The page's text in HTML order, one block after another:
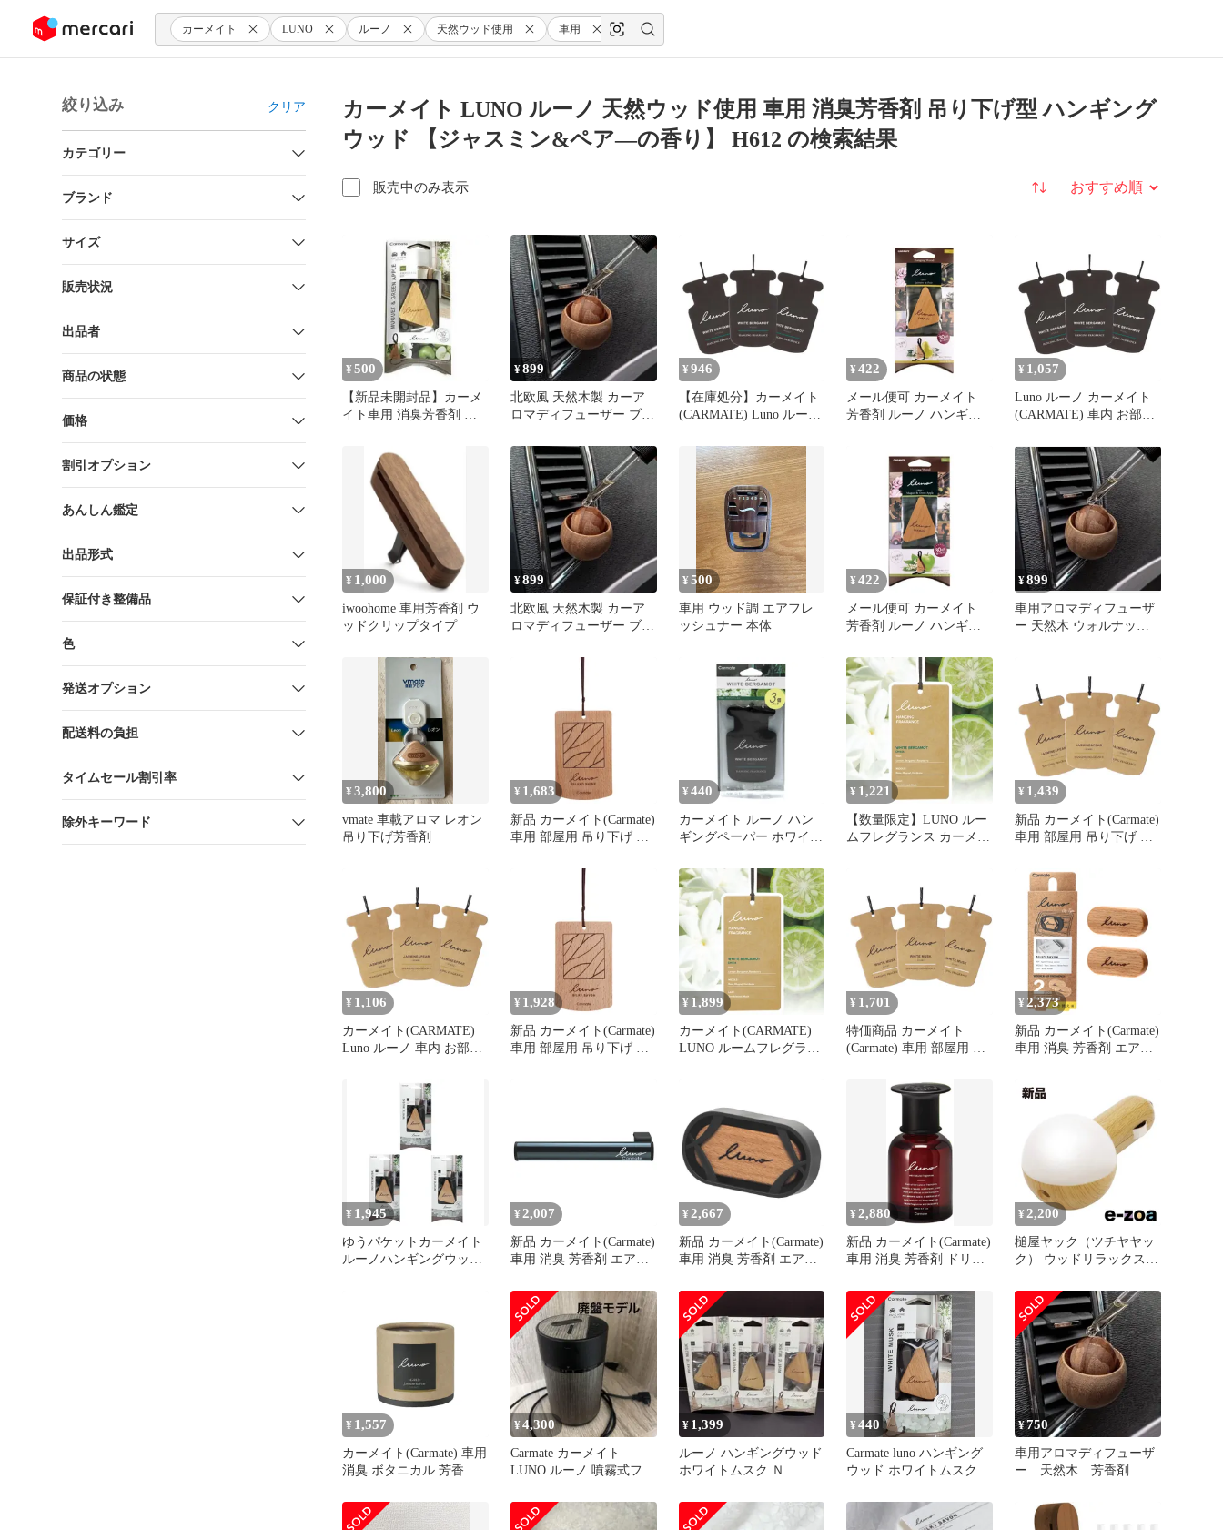
ツにスキップ カーメイト LUNO ルーノ 天然ウッド使用 車用 消臭芳香剤
絞り込み クリア
カテゴリー
ブランド
サイズ
販売状況
出品者
商品の状態
価格
割引オプション
あんしん鑑定
出品形式
保証付き整備品
色
発送オプション
配送料の負担
タイムセール割引率
除外キーワード
カーメイト LUNO ルーノ 天然ウッド使用 車用 消臭芳香剤 吊り下げ型 ハンギング
ウッド 【ジャスミン&ペア―の香り】 H612 の検索結果
販売中のみ表示 並び替え
¥ 500
【新品未開封品】カーメ
イト車用 消臭芳香剤 天
¥899
北欧風 天然木製 カーア
ロマディフューザー ブラ
プ付き
¥ 946
【在庫処分】カーメイト
(CARMATE) Luno ルーノ
下げ 芳香剤 ハンギング
ペーパー ホワイトベルガ
モット H1464
¥ 422
メール便可 カーメイト
芳香剤 ルーノ ハンギン
¥ 1,057
Luno ルーノ カーメイト
(CARMATE) 車内 お部屋
ハンギングペーパー ホワ
イトベルガモット H1464
¥ 1,000
iwoohome 車用芳香剤 ウ
ッドクリップタイプ
¥899
北欧風 天然木製 カーア
ロマディフューザー ブラ
¥500
車用 ウッド調 エアフレ
ッシュナー 本体
¥ 422
メール便可 カーメイト
芳香剤 ルーノ ハンギン
ンアップル H611
¥899
車用アロマディフューザ
ー 天然木 ウォルナット
¥3,800
vmate 車載アロマ レオン
吊り下げ芳香剤
¥ 1,683
新品 カーメイト(Carmate)
車用 部屋用 吊り下げ 消
シャイン】 ルーノ ハン
ギング ウッド グラン 天
然木 フレグランス 玄関
トイレ クローゼット
【ワイルドな印象を与え
るフゼアマリンの香り】
¥ 440
カーメイト ルーノ ハン
ギングペーパー ホワイト
¥ 1,221
【数量限定】LUNO ルー
ムフレグランス カーメイ
ー ホワイトベルガモット
の香り ルーノ DH414
¥ 1,439
新品 カーメイト(Carmate)
車用 部屋用 吊り下げ 消
ジャスミン & ペア― 】
ルーノ ハンギングペーパ
ー 天然 アロマオイル 配
合 玄関 トイレ クローゼ
ット 【清潔感のあるクリ
ーンフローラルの香り】
H1462
¥ 1,106
カーメイト(CARMATE)
Luno ルーノ 車内 お部屋
¥ 1,928
新品 カーメイト(Carmate)
車用 部屋用 吊り下げ 消
レ クローゼット 【清潔
感溢れるフローラルムス
¥ 1,899
カーメイト(CARMATE)
LUNO ルームフレグラン
ノ DH414
¥ 1,701
特価商品 カーメイト
(Carmate) 車用 部屋用 吊
ット 【 ホワイトムスク
N.】 ルーノ ハンギング
イル 配合 玄関 トイレ ク
ローゼット 【爽やかな甘
さのある香り】 H1461
¥ 2,373
新品 カーメイト(Carmate)
車用 消臭 芳香剤 エアコ
ルキーサボン 】 ルーノ
エア ウッド グラン リフ
ィル 木製 天然木 【清潔
感溢れるフローラルムス
クの香り】 H1592
¥ 1,945
ゆうパケットカーメイト
ルーノハンギングウッド
¥ 2,007
新品 カーメイト(Carmate)
車用 消臭 芳香剤 エアコ
取付【 ホワイトベルガモ
ット 】 ルーノ オム フレ
グランススティック 【ほ
んのりとした甘さが漂う
抱きしめたくなる香り】
天然 アロマオイル 配合
H685
¥ 2,667
新品 カーメイト(Carmate)
車用 消臭 芳香剤 エアコ
取付【 ムスクブーケ 】
ルーノ エア ウッド グラ
ン 木製 天然木 【フルー
ティフローラルムスクの
香り】 H1584
¥ 2,880
新品 カーメイト(Carmate)
車用 消臭 芳香剤 ドリン
ド 設置 置き型 【 ホワイ
トベルガモット 】 ルー
ノ リキッド ラージ 液体
大容量 160ml 【ほんのり
とした甘さが漂う抱きし
めたくなる香り】約60日
間 長持ち L98
¥ 2,200
槌屋ヤック（ツチヤヤッ
ク） ウッドリラックスイ
(2548964)
¥ 1,557
カーメイト(Carmate) 車用
消臭 ボタニカル 芳香剤
ホルダー 設置 【 ジャス
ミン&ペアー 】 ルーノ
¥4,300
Carmate カーメイト
LUNO ルーノ 噴霧式フレ
¥ 1,399
ルーノ ハンギングウッド
ホワイトムスク Ｎ.
¥440
Carmate luno ハンギング
ウッド ホワイトムスク
¥750
車用アロマディフューザ
ー 天然木 芳香剤 カ